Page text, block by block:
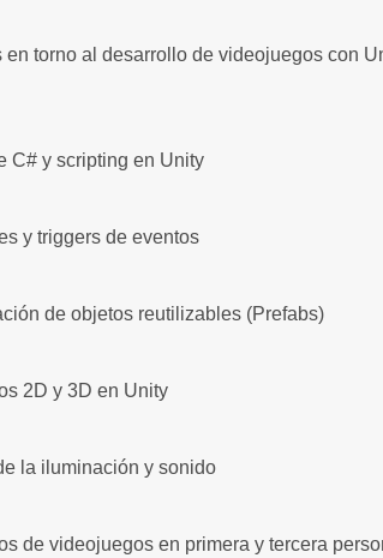
torno al desarrollo de videojuegos con
C# y scripting en Unity
y triggers de eventos
de objetos reutilizables (Prefabs)
2D y 3D en Unity
la iluminación y sonido
de videojuegos en primera y tercera